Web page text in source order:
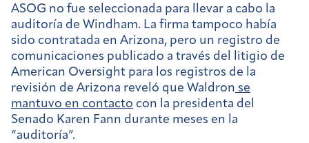
ASOG no fue seleccionada para llevar a cabo la
auditoría de Windham. La firma tampoco había
sido contratada en Arizona, pero un registro de
comunicaciones publicado a través del litigio de
American Oversight para los registros de la
revisión de Arizona reveló que Waldron se
mantuvo en contacto con la presidenta del
Senado Karen Fann durante meses en la
“auditoría”.